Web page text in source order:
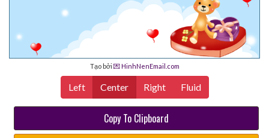
Tạo bởi 💌 HinhNenEmail.com
Left Center Right Fluid
Copy To Clipboard